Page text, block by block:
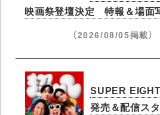
映画祭登壇決定 特報＆場面
（2026/08/05掲載）
SUPER EIGHT
発売＆配信ス